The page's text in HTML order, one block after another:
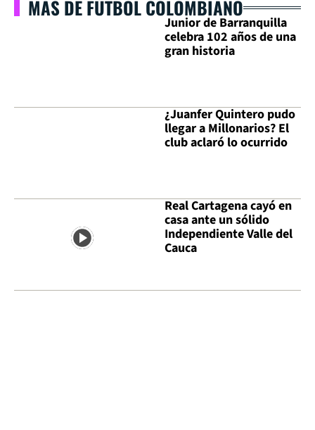
MÁS DE FÚTBOL COLOMBIANO
Junior de Barranquilla
celebra 102 años de una
gran historia
¿Juanfer Quintero pudo
llegar a Millonarios? El
club aclaró lo ocurrido
Real Cartagena cayó en
casa ante un sólido
Independiente Valle del
Cauca